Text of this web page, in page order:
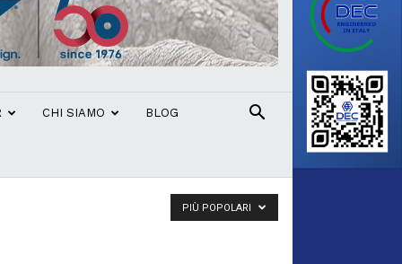
CHI SIAMO BLOG
PIÙ POPOLARI